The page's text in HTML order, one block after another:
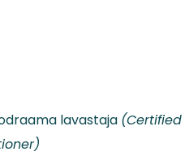
lavastaja (Certified